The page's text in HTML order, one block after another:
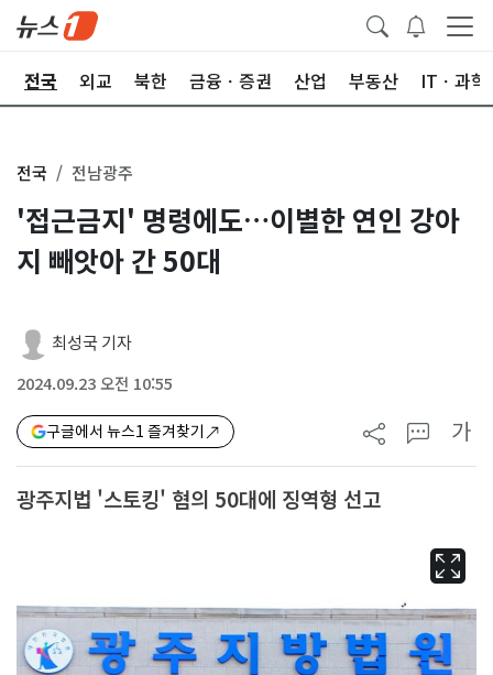
전국 외교 북한 금융ㆍ증권 산업 부동산 ITㆍ과학
전국 전남광주
'접근금지' 명령에도…이별한 연인 강아
지 빼앗아 간 50대
최성국 기자
2024.09.23 오전 10:55
구글에서 뉴스1 즐겨찾기 가
광주지법 '스토킹' 혐의 50대에 징역형 선고